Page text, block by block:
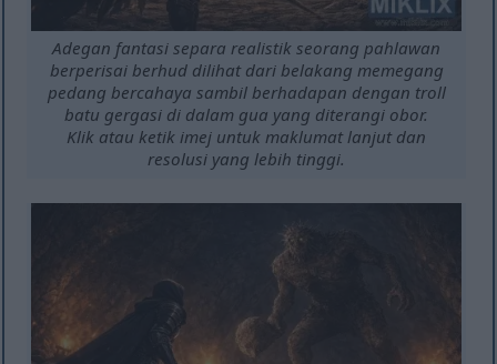
Adegan fantasi separa realistik seorang pahlawan
berperisai berhud dilihat dari belakang memegang
pedang bercahaya sambil berhadapan dengan troll
batu gergasi di dalam gua yang diterangi obor.
Klik atau ketik imej untuk maklumat lanjut dan
resolusi yang lebih tinggi.